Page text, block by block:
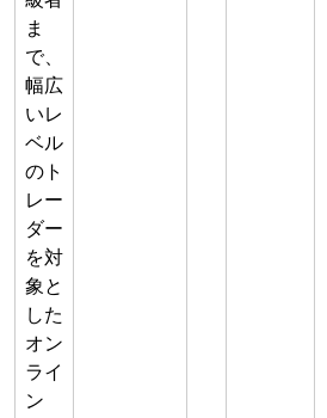
ま
で、
幅広
いレ
ベル
のト
レー
ダー
を対
象と
した
オン
ライ
ン